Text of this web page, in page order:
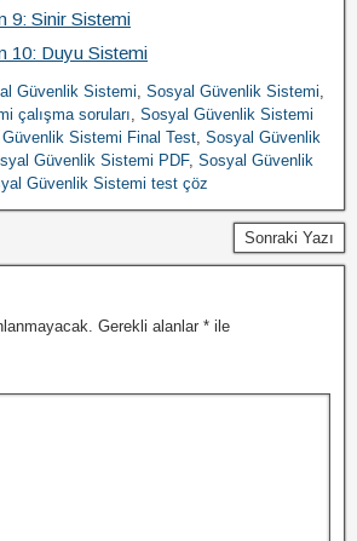
9: Sinir Sistemi
10: Duyu Sistemi
Güvenlik Sistemi, Sosyal Güvenlik Sistemi,
çalışma soruları, Sosyal Güvenlik Sistemi
Sistemi Final Test, Sosyal Güvenlik
Güvenlik Sistemi PDF, Sosyal Güvenlik
Güvenlik Sistemi test çöz
Sonraki Yazı
Gerekli alanlar * ile